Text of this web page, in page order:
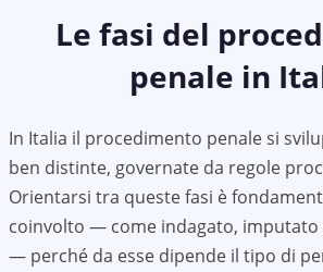
Le fasi del
penale in
In Italia il procedimento penale si
ben distinte, governate da regole
Orientarsi tra queste fasi è
coinvolto — come indagato, imputato
— perché da esse dipende il tipo di